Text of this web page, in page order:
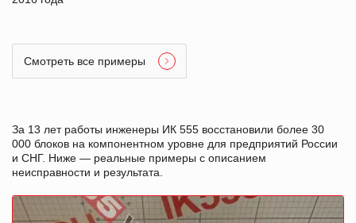
Смотреть все примеры
За 13 лет работы инженеры ИК 555 восстановили более 30
000 блоков на компонентном уровне для предприятий России
и СНГ. Ниже — реальные примеры с описанием
неисправности и результата.